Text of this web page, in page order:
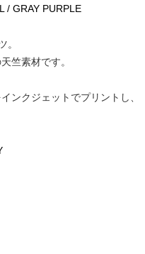
/ GRAY PURPLE
。
竺素材です。
ンクジェットでプリントし、